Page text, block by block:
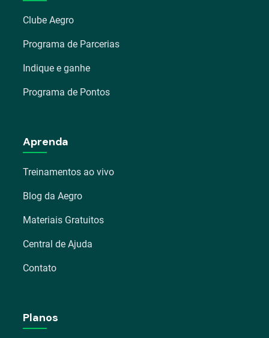
Clube Aegro
Programa de Parcerias
Indique e ganhe
Programa de Pontos
Aprenda
Treinamentos ao vivo
Blog da Aegro
Materiais Gratuitos
Central de Ajuda
Contato
Planos